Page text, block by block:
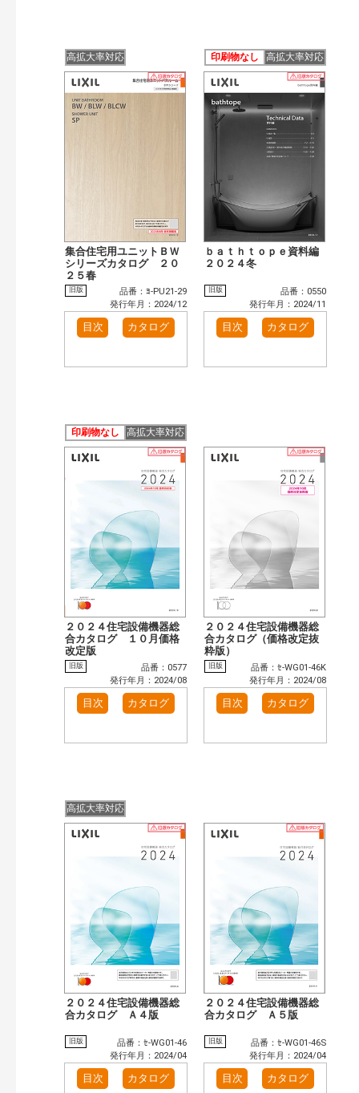
高拡大率対応
集合住宅用ユニットＢＷ
シリーズカタログ ２０
２５春
旧版
品番：ﾖ-PU21-29
発行年月：2024/12
目次 カタログ
印刷物なし 高拡大率対応
ｂａｔｈｔｏｐｅ資料編
２０２４冬
旧版
品番：0550
発行年月：2024/11
目次 カタログ
印刷物なし 高拡大率対応
２０２４住宅設備機器総
合カタログ １０月価格
改定版
旧版
品番：0577
発行年月：2024/08
目次 カタログ
２０２４住宅設備機器総
合カタログ（価格改定抜
粋版）
旧版
品番：ｾ-WG01-46K
発行年月：2024/08
目次 カタログ
高拡大率対応
２０２４住宅設備機器総
合カタログ Ａ４版
旧版
品番：ｾ-WG01-46
発行年月：2024/04
目次 カタログ
２０２４住宅設備機器総
合カタログ Ａ５版
旧版
品番：ｾ-WG01-46S
発行年月：2024/04
目次 カタログ